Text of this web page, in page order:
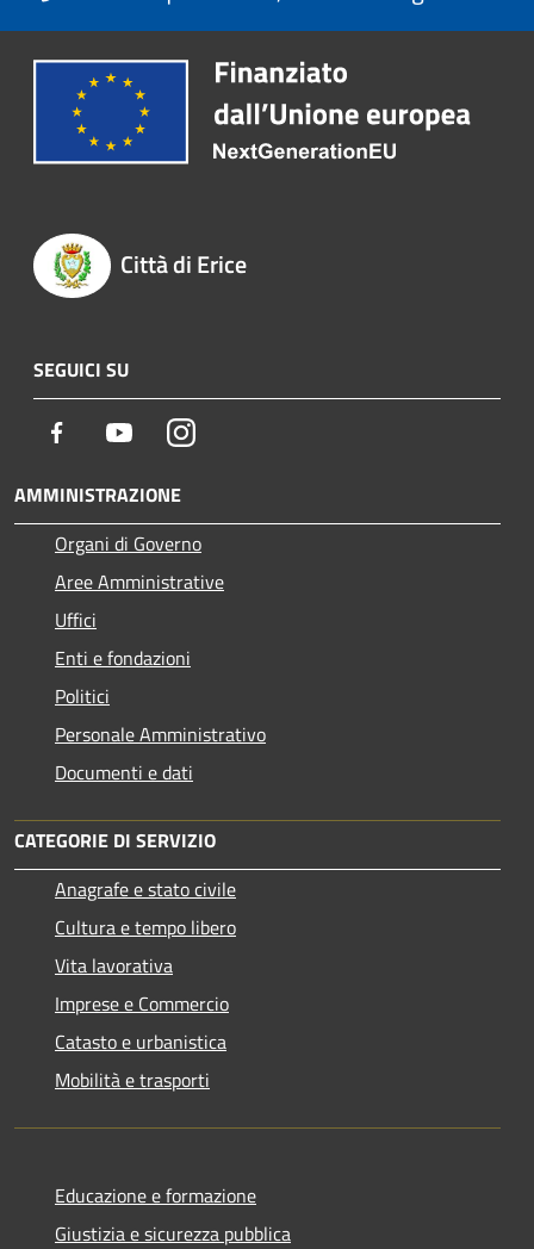
Città di Erice
SEGUICI SU
Facebook YoutubeInstagram
AMMINISTRAZIONE
Organi di Governo
Aree Amministrative
Uffici
Enti e fondazioni
Politici
Personale Amministrativo
Documenti e dati
CATEGORIE DI SERVIZIO
Anagrafe e stato civile
Cultura e tempo libero
Vita lavorativa
Imprese e Commercio
Catasto e urbanistica
Mobilità e trasporti
Educazione e formazione
Giustizia e sicurezza pubblica